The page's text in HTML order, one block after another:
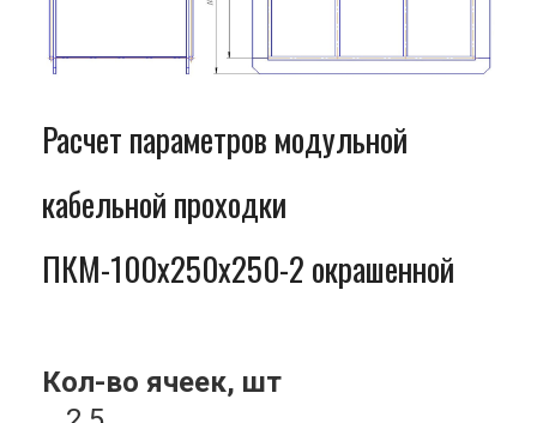
Расчет параметров модульной
кабельной проходки
ПКМ-100x250x250-2 окрашенной
Кол-во ячеек, шт